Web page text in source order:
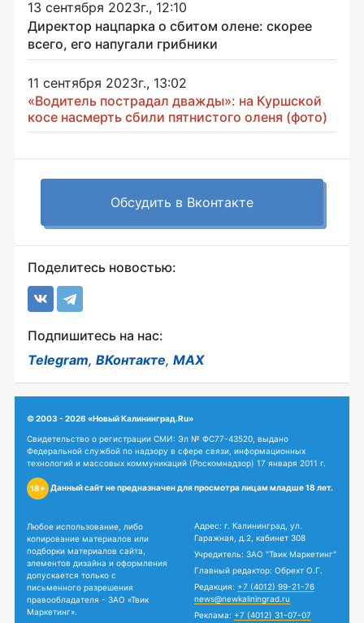
13 сентября 2023г., 12:10
Директор нацпарка о сбитом олене: скорее
всего, его напугали грибники
11 сентября 2023г., 13:02
«Водитель пострадал дважды»: на Куршской
косе насмерть сбили пятнистого оленя (фото)
Обсудить в Вконтакте
Поделитесь новостью:
Подпишитесь на нас:
Telegram, ВКонтакте, MAX
© 2003 - 2026 «Новый Калининград.Ru»
Свидетельство о регистрации СМИ: Эл № ФС77-43520, выдано
Федеральной службой по надзору в сфере связи, информационных
технологий и массовых коммуникаций (Роскомнадзор) 17 января 2011 г.
18+ Данный сайт не предназначен для просмотра лицам младше 18 лет.
Любое использование, либо
копирование материалов или
подборки материалов сайта,
элементов дизайна и оформления
допускается только с
письменного разрешения
правообладателя - ЗАО «Твик
Маркетинг».
Адрес: г. Калининград, ул.
Гаражная, д.2, кабинет 308
Учредитель: ЗАО "Твик Маркетинг"
Главный редактор: Обрехт О.Г.
Редакция: +7 (4012) 99-21-76
news@newkaliningrad.ru
Реклама: +7 (4012) 31-07-07